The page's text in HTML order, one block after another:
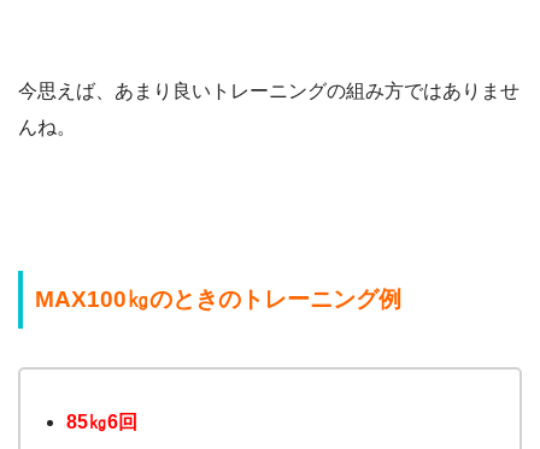
今思えば、あまり良いトレーニングの組み方ではありませ
んね。
MAX100㎏のときのトレーニング例
85㎏6回